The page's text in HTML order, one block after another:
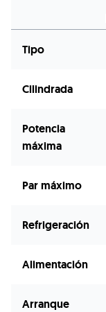
Tipo
Cilindrada
Potencia
máxima
Par máximo
Refrigeración
Alimentación
Arranque